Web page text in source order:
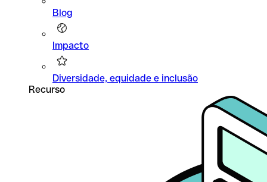
Blog
Impacto
Diversidade, equidade e inclusão
Recurso